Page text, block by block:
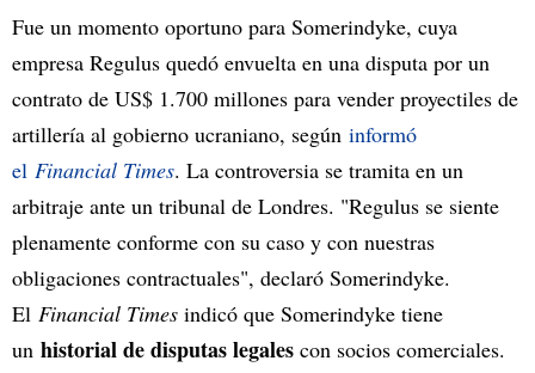
Fue un momento oportuno para Somerindyke, cuya
empresa Regulus quedó envuelta en una disputa por un
contrato de US$ 1.700 millones para vender proyectiles de
artillería al gobierno ucraniano, según informó
el Financial Times. La controversia se tramita en un
arbitraje ante un tribunal de Londres. "Regulus se siente
plenamente conforme con su caso y con nuestras
obligaciones contractuales", declaró Somerindyke.
El Financial Times indicó que Somerindyke tiene
un historial de disputas legales con socios comerciales.